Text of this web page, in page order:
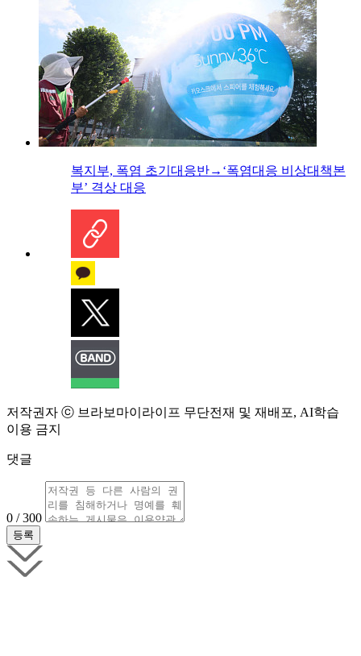
복지부, 폭염 초기대응반→‘폭염대응 비상대책본
부’ 격상 대응
저작권자 ⓒ 브라보마이라이프 무단전재 및 재배포, AI학습
이용 금지
댓글
0 / 300